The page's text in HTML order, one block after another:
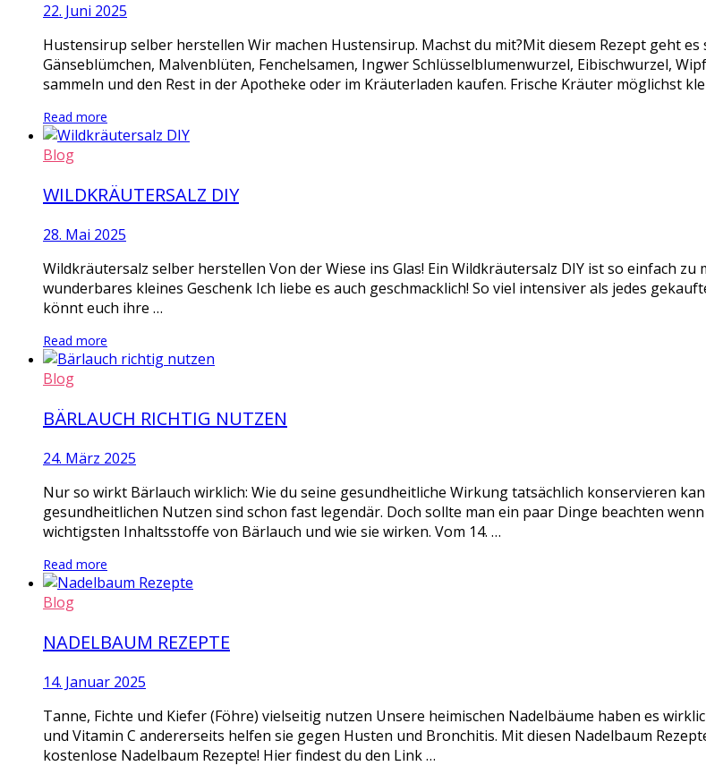
22. Juni 2025
Hustensirup selber herstellen Wir machen Hustensirup. Machst du mit?Mit diesem Rezept geht es
Gänseblümchen, Malvenblüten, Fenchelsamen, Ingwer Schlüsselblumenwurzel, Eibischwurzel,
sammeln und den Rest in der Apotheke oder im Kräuterladen kaufen. Frische Kräuter möglichst
Read more
Blog
WILDKRÄUTERSALZ DIY
28. Mai 2025
Wildkräutersalz selber herstellen Von der Wiese ins Glas! Ein Wildkräutersalz DIY ist so einfach
wunderbares kleines Geschenk Ich liebe es auch geschmacklich! So viel intensiver als jedes
könnt euch ihre …
Read more
Blog
BÄRLAUCH RICHTIG NUTZEN
24. März 2025
Nur so wirkt Bärlauch wirklich: Wie du seine gesundheitliche Wirkung tatsächlich konservieren
gesundheitlichen Nutzen sind schon fast legendär. Doch sollte man ein paar Dinge beachten
wichtigsten Inhaltsstoffe von Bärlauch und wie sie wirken. Vom 14. …
Read more
Blog
NADELBAUM REZEPTE
14. Januar 2025
Tanne, Fichte und Kiefer (Föhre) vielseitig nutzen Unsere heimischen Nadelbäume haben es
und Vitamin C andererseits helfen sie gegen Husten und Bronchitis. Mit diesen Nadelbaum
kostenlose Nadelbaum Rezepte! Hier findest du den Link …